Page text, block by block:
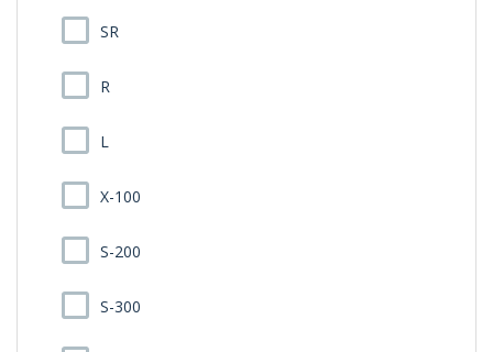
SR
R
L
X-100
S-200
S-300